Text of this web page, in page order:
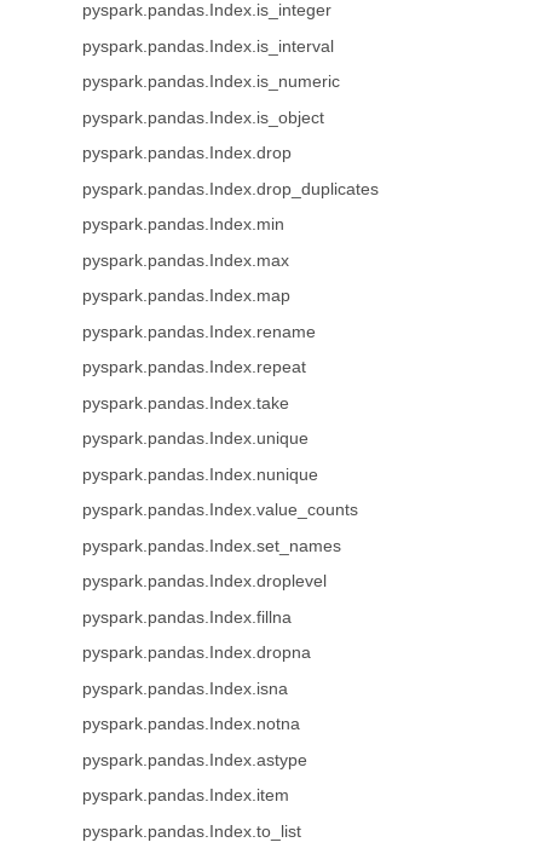
pyspark.pandas.Index.is_integer
pyspark.pandas.Index.is_interval
pyspark.pandas.Index.is_numeric
pyspark.pandas.Index.is_object
pyspark.pandas.Index.drop
pyspark.pandas.Index.drop_duplicates
pyspark.pandas.Index.min
pyspark.pandas.Index.max
pyspark.pandas.Index.map
pyspark.pandas.Index.rename
pyspark.pandas.Index.repeat
pyspark.pandas.Index.take
pyspark.pandas.Index.unique
pyspark.pandas.Index.nunique
pyspark.pandas.Index.value_counts
pyspark.pandas.Index.set_names
pyspark.pandas.Index.droplevel
pyspark.pandas.Index.fillna
pyspark.pandas.Index.dropna
pyspark.pandas.Index.isna
pyspark.pandas.Index.notna
pyspark.pandas.Index.astype
pyspark.pandas.Index.item
pyspark.pandas.Index.to_list